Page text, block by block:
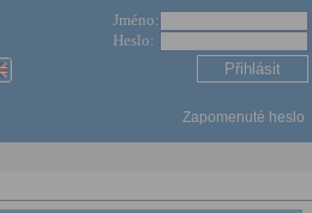
Jméno:
Heslo:
Zapomenuté heslo